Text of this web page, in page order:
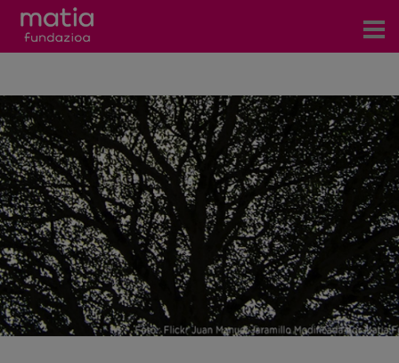
Servicios
Eventos
Contacto
Noticias
Blog
Prensa